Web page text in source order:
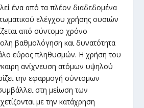
ένα από τα πλέον διαδεδομένα
ελέγχου χρήσης ουσιών
από σύντομο χρόνο
βαθμολόγηση και δυνατότητα
εύρος πληθυσμών. Η χρήση του
ανίχνευση ατόμων υψηλού
την εφαρμογή σύντομων
στη μείωση των
με την κατάχρηση